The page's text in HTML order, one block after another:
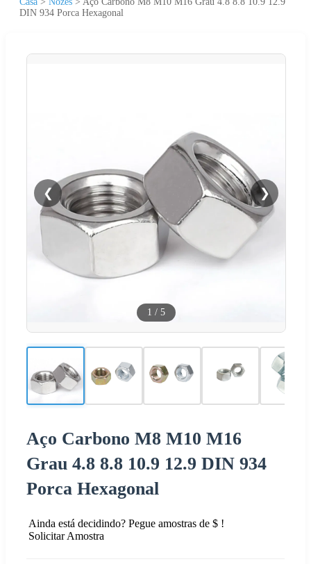
DIN 934 Porca Hexagonal
❮ ❯
1 / 5
Aço Carbono M8 M10 M16
Grau 4.8 8.8 10.9 12.9 DIN 934
Porca Hexagonal
Ainda está decidindo? Pegue amostras de $ !
Solicitar Amostra